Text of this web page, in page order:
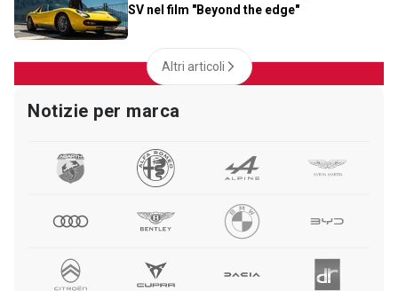
SV nel film "Beyond the edge"
Altri articoli
Notizie per marca